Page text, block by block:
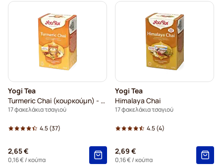
Yogi Tea
Turmeric Chai (κουρκούμη) - Yogi Tea
17 φακελάκια τσαγιού
4.5(37)
2,65 €
0,16 €/ κούπα
Yogi Tea
Himalaya Chai
17 φακελάκια τσαγιού
4.5(4)
2,69 €
0,16 €/ κούπα